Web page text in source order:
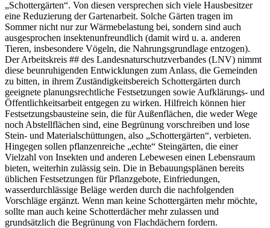
„Schottergärten“. Von diesen versprechen sich viele Hausbesitzer
eine Reduzierung der Gartenarbeit. Solche Gärten tragen im
Sommer nicht nur zur Wärmebelastung bei, sondern sind auch
ausgesprochen insektenunfreundlich (damit wird u. a. anderen
Tieren, insbesondere Vögeln, die Nahrungsgrundlage entzogen).
Der Arbeitskreis ## des Landesnaturschutzverbandes (LNV) nimmt
diese beunruhigenden Entwicklungen zum Anlass, die Gemeinden
zu bitten, in ihrem Zuständigkeitsbereich Schottergärten durch
geeignete planungsrechtliche Festsetzungen sowie Aufklärungs- und
Öffentlichkeitsarbeit entgegen zu wirken. Hilfreich können hier
Festsetzungsbausteine sein, die für Außenflächen, die weder Wege
noch Abstellflächen sind, eine Begrünung vorschreiben und lose
Stein- und Materialschüttungen, also „Schottergärten“, verbieten.
Hingegen sollen pflanzenreiche „echte“ Steingärten, die einer
Vielzahl von Insekten und anderen Lebewesen einen Lebensraum
bieten, weiterhin zulässig sein. Die in Bebauungsplänen bereits
üblichen Festsetzungen für Pflanzgebote, Einfriedungen,
wasserdurchlässige Beläge werden durch die nachfolgenden
Vorschläge ergänzt. Wenn man keine Schottergärten mehr möchte,
sollte man auch keine Schotterdächer mehr zulassen und
grundsätzlich die Begrünung von Flachdächern fordern.